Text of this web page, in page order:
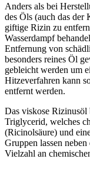
Anders als bei
des Öls (auch das der
giftige Rizin zu
Wasserdampf
Entfernung von
besonders reines Öl
gebleicht werden um
Hitzeverfahren kann
entfernt werden.
Das viskose Rizinusöl
Triglycerid, welches
(Ricinolsäure) und
Gruppen lassen
Vielzahl an